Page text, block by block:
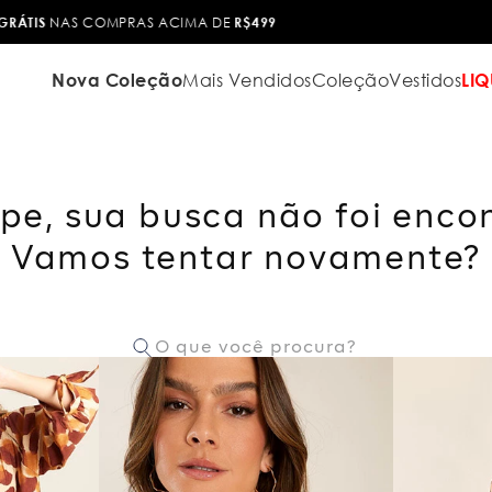
TROCA FÁCIL
Nova ColeçãoMais VendidosColeçãoVestidos
sua busca não foi
Vamos tentar novamente?